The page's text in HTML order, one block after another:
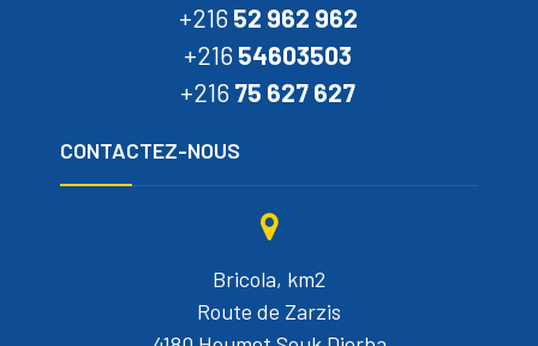
+216 52 962 962
+216 54603503
+216 75 627 627
CONTACTEZ-NOUS
Bricola, km2
Route de Zarzis